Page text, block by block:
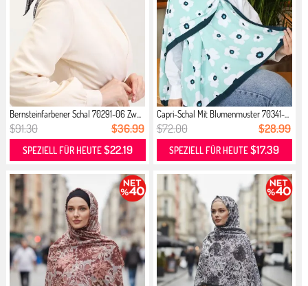
Bernsteinfarbener Schal 70291-06 Zw...
$91.30 $36.99
SPEZIELL FÜR HEUTE$22.19
Capri-Schal Mit Blumenmuster 70341-...
$72.00 $28.99
SPEZIELL FÜR HEUTE$17.39